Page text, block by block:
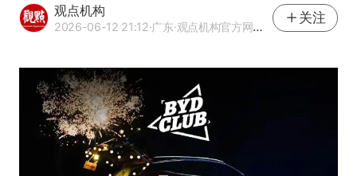
观点机构
2026-06-12 21:12·广东·观点机构官方网易号
关注